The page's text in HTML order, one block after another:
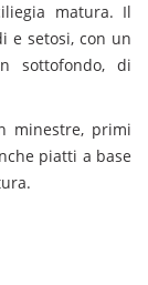
matura. Il
e setosi, con un
sottofondo, di
minestre, primi
piatti a base